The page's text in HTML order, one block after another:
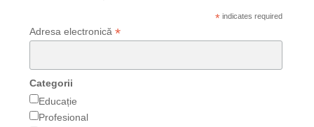
*indicates required
Adresa electronică *
Categorii
Educație
Profesional